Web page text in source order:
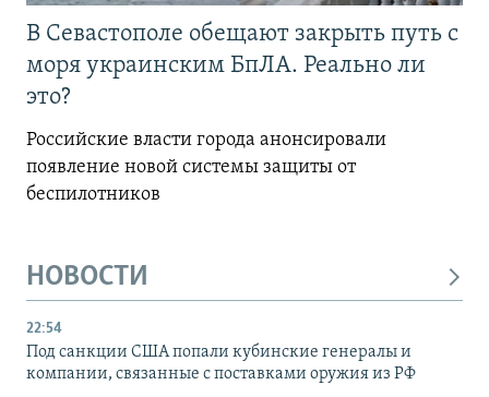
В Севастополе обещают закрыть путь с
моря украинским БпЛА. Реально ли
это?
Российские власти города анонсировали
появление новой системы защиты от
беспилотников
НОВОСТИ
22:54
Под санкции США попали кубинские генералы и
компании, связанные с поставками оружия из РФ